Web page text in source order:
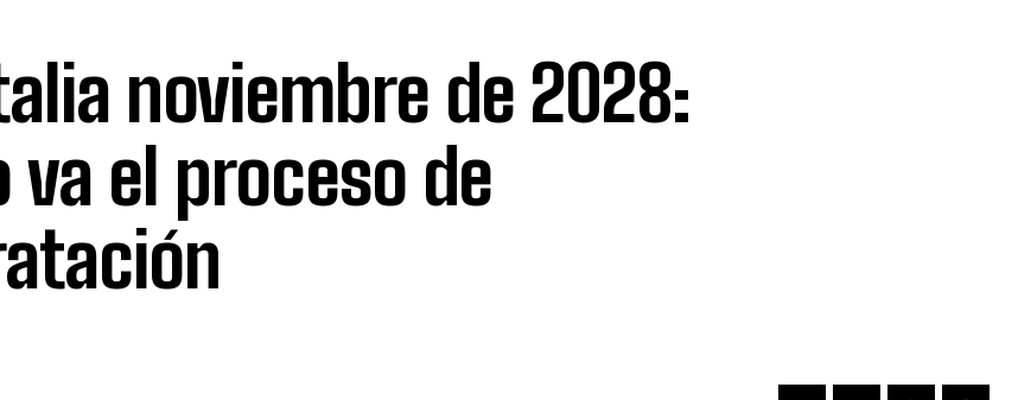
noviembre de 2028:
va el proceso de